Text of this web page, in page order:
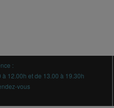
:
12.00h et de 13.00 à 19.30h
vous